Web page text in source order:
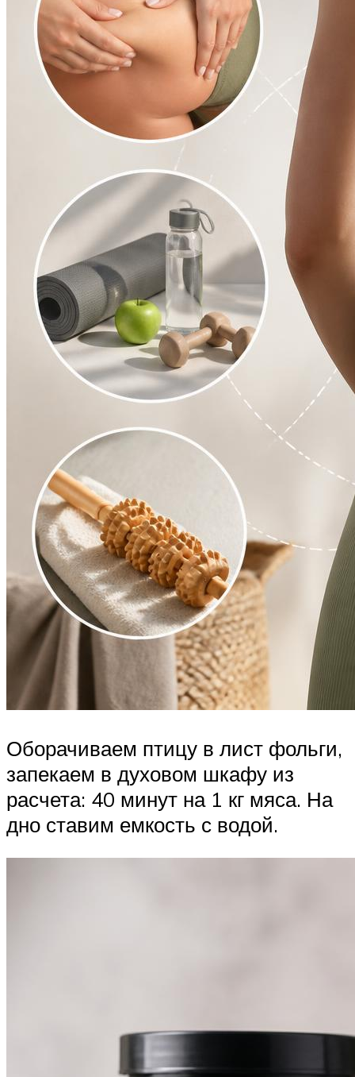
Оборачиваем птицу в лист фольги,
запекаем в духовом шкафу из
расчета: 40 минут на 1 кг мяса. На
дно ставим емкость с водой.